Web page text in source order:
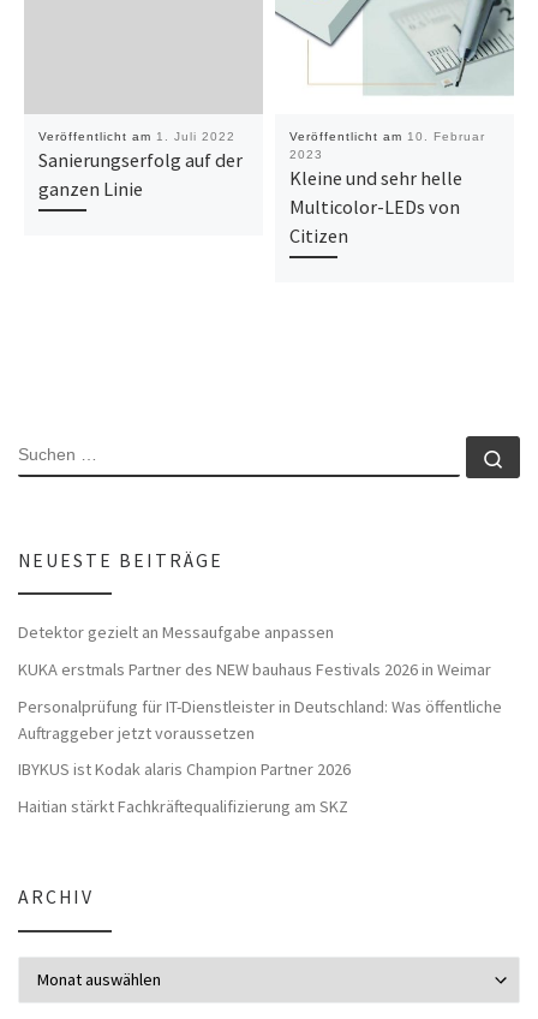
Veröffentlicht am 1. Juli 2022
Sanierungserfolg auf der
ganzen Linie
Veröffentlicht am 10. Februar
2023
Kleine und sehr helle
Multicolor-LEDs von
Citizen
SUCHE
NEUESTE BEITRÄGE
Detektor gezielt an Messaufgabe anpassen
KUKA erstmals Partner des NEW bauhaus Festivals 2026 in Weimar
Personalprüfung für IT-Dienstleister in Deutschland: Was öffentliche
Auftraggeber jetzt voraussetzen
IBYKUS ist Kodak alaris Champion Partner 2026
Haitian stärkt Fachkräftequalifizierung am SKZ
ARCHIV